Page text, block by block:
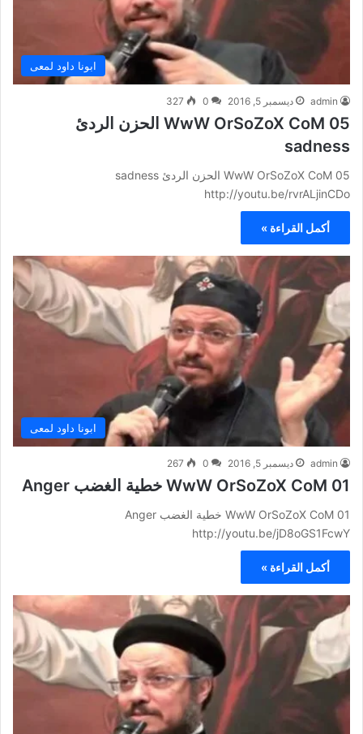
ابونا داود لمعى
admin ديسمبر 5, 2016 0
327
WwW OrSoZoX CoM 05 الحزن الردئ
sadness
WwW OrSoZoX CoM 05 الحزن الردئ sadness
http://youtu.be/rvrALjinCDo
أكمل القراءة »
ابونا داود لمعى
admin ديسمبر 5, 2016 0
267
WwW OrSoZoX CoM 01 خطية الغضب Anger
WwW OrSoZoX CoM 01 خطية الغضب Anger
http://youtu.be/jD8oGS1FcwY
أكمل القراءة »